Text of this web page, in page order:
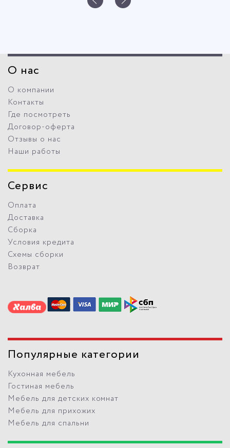
О нас
О компании
Контакты
Где посмотреть
Договор-оферта
Отзывы о нас
Наши работы
Сервис
Оплата
Доставка
Сборка
Условия кредита
Схемы сборки
Возврат
Популярные категории
Кухонная мебель
Гостиная мебель
Мебель для детских комнат
Мебель для прихожих
Мебель для спальни